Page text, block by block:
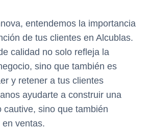
entendemos la importancia
de tus clientes en Alcublas.
calidad no solo refleja la
sino que también es
y retener a tus clientes
ayudarte a construir una
cautive, sino que también
ventas.